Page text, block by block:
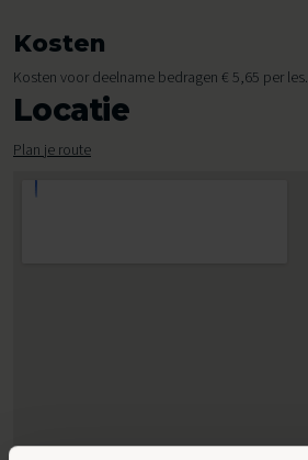
Kosten
Kosten voor deelname bedragen € 5,65 per les.
Locatie
Plan je route